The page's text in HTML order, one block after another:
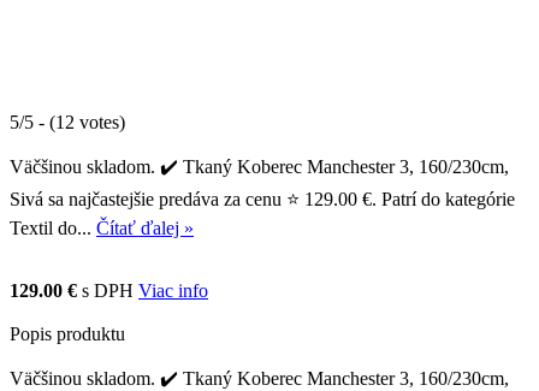
5/5 - (12 votes)
Väčšinou skladom. ✔️ Tkaný Koberec Manchester 3, 160/230cm,
Sivá sa najčastejšie predáva za cenu ⭐ 129.00 €. Patrí do kategórie
Textil do... Čítať ďalej »
129.00 € s DPH Viac info
Popis produktu
Väčšinou skladom. ✔️ Tkaný Koberec Manchester 3, 160/230cm,